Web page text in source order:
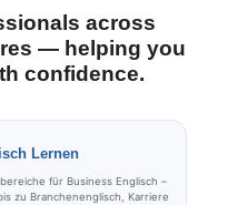
across
— helping you
confidence.
Lernen
für Business Englisch –
zu Branchenenglisch, Karriere